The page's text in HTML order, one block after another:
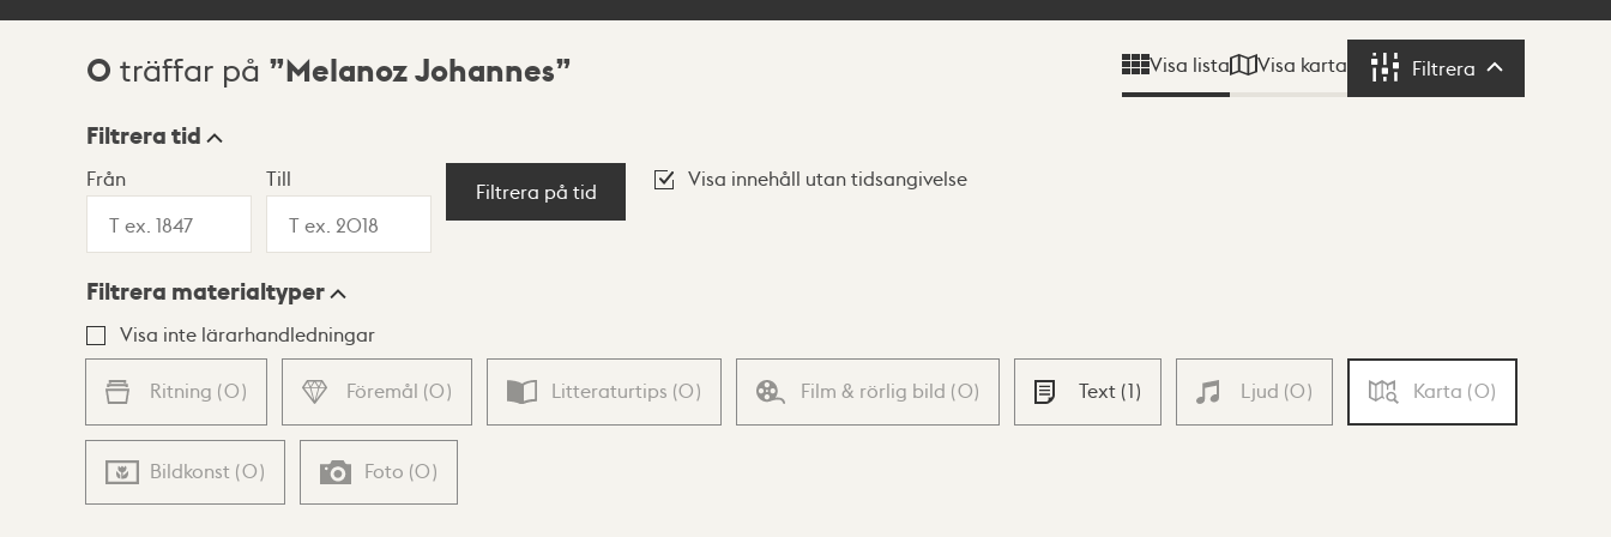
Sökresultat
0 träffar på Melanoz Johannes Visa lista Visa karta Filtrera Filtrera
Visningsläge
Lista Karta
Filtrera tid
Från Till
Filtrera på tid
Visa innehåll utan tidsangivelse
Filtrera materialtyper
Visa inte lärarhandledningar
Ritning (0) Föremål (0) Litteraturtips (0) Film & rörlig bild (0) Text (1) Ljud (0) Karta (0)
Bildkonst (0) Foto (0)